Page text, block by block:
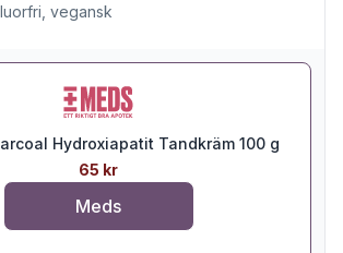
vegansk
Hydroxiapatit Tandkräm 100 g
65 kr
Meds